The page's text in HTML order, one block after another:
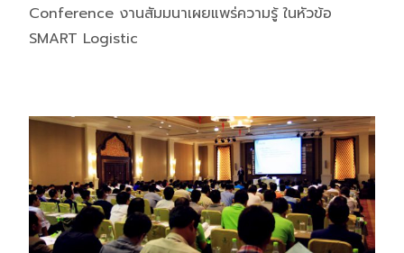
Conference งานสัมมนาเผยแพร่ความรู้ ในหัวข้อ
SMART Logistic